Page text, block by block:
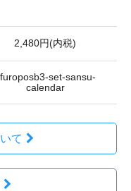
2,480円(内税)
set-sansu-
calendar
て